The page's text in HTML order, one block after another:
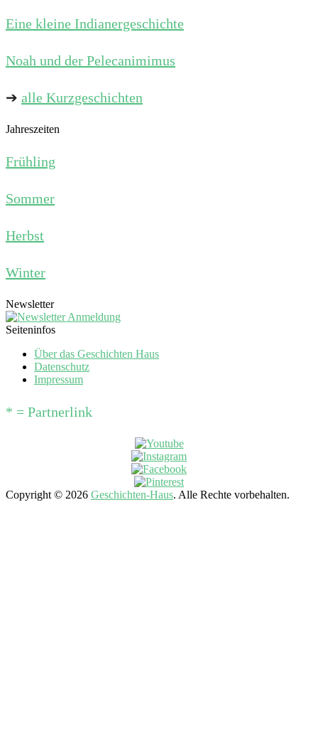
Eine kleine Indianergeschichte
Noah und der Pelecanimimus
➔ alle Kurzgeschichten
Jahreszeiten
Frühling
Sommer
Herbst
Winter
Newsletter
Seiteninfos
Über das Geschichten Haus
Datenschutz
Impressum
* = Partnerlink
Copyright © 2026 Geschichten-Haus. Alle Rechte vorbehalten.